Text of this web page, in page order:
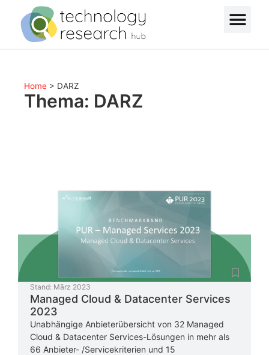
Home > DARZ
Thema: DARZ
Stand: März 2023
Managed Cloud & Datacenter Services
2023
Unabhängige Anbieterübersicht von 32 Managed
Cloud & Datacenter Services-Lösungen in mehr als
66 Anbieter- /Servicekriterien und 15